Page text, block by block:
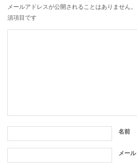
メールアドレスが公開されることはありません。
須項目です
名前
メール